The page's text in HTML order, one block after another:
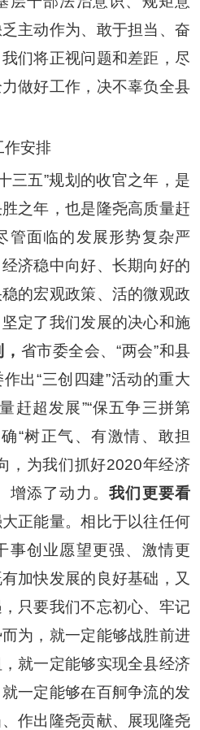
主动作为、敢于担当、奋
们将正视问题和差距，尽
做好工作，决不辜负全县
作安排
三五”规划的收官之年，是
之年，也是隆尧高质量赶
管面临的发展形势复杂严
经济稳中向好、长期向好的
的宏观政策、活的微观政
定了我们发展的决心和施
省市委全会、“两会”和县
作出“三创四建”活动的重大
赶超发展”“保五争三拼第
“树正气、有激情、敢担
，为我们抓好2020年经济
增添了动力。我们更要看
正能量。相比于以往任何
事创业愿望更强、激情更
加快发展的良好基础，又
只要我们不忘初心、牢记
为，就一定能够战胜前进
就一定能够实现全县经济
一定能够在百舸争流的发
作出隆尧贡献、展现隆尧